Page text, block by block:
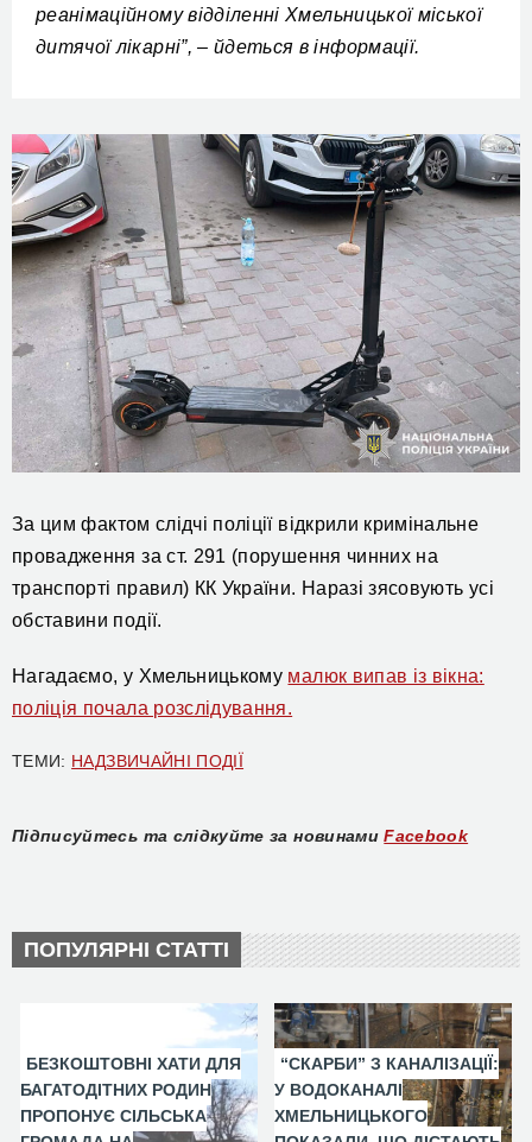
реанімаційному відділенні Хмельницької міської
дитячої лікарні”, – йдеться в інформації.
За цим фактом слідчі поліції відкрили кримінальне
провадження за ст. 291 (порушення чинних на
транспорті правил) КК України. Наразізясовують усі
обставини події.
Нагадаємо, у Хмельницькому малюк випав із вікна:
поліція почала розслідування.
ТЕМИ: НАДЗВИЧАЙНІ ПОДІЇ
Підписуйтесь та слідкуйте за новинами Facebook
ПОПУЛЯРНІ СТАТТІ
БЕЗКОШТОВНІ ХАТИ ДЛЯ
БАГАТОДІТНИХ РОДИН
ПРОПОНУЄ СІЛЬСЬКА
“СКАРБИ” З КАНАЛІЗАЦІЇ:
У ВОДОКАНАЛІ
ХМЕЛЬНИЦЬКОГО